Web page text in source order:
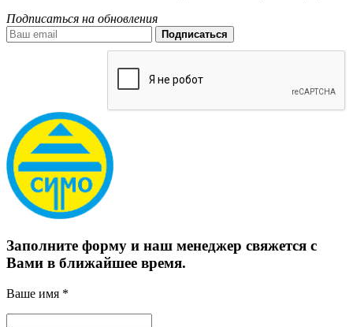
Подписаться на обновления
Подписаться
Заполните форму и наш менеджер свяжется с
Вами в ближайшее время.
Ваше имя *